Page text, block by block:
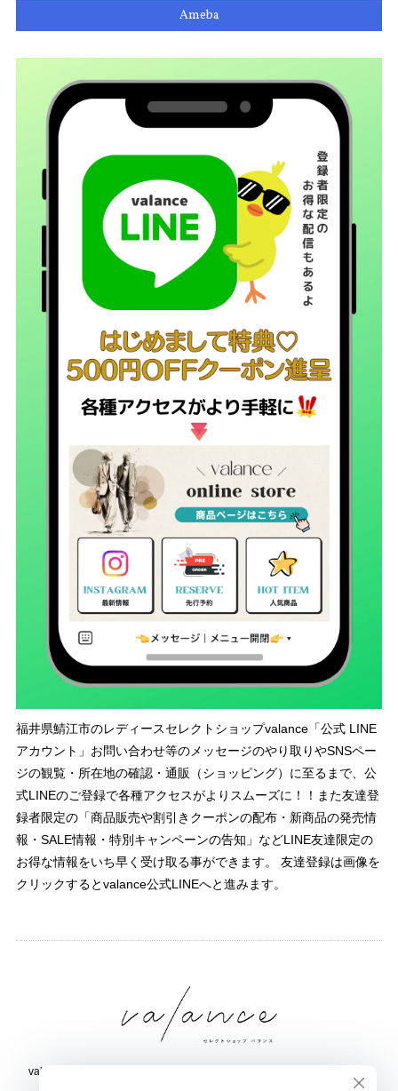
Ameba
福井県鯖江市のレディースセレクトショップvalance「公式 LINE
アカウント」お問い合わせ等のメッセージのやり取りやSNSペー
ジの観覧・所在地の確認・通販（ショッピング）に至るまで、公
式LINEのご登録で各種アクセスがよりスムーズに！！また友達登
録者限定の「商品販売や割引きクーポンの配布・新商品の発売情
報・SALE情報・特別キャンペーンの告知」などLINE友達限定の
お得な情報をいち早く受け取る事ができます。 友達登録は画像を
クリックするとvalance公式LINEへと進みます。
valance 福井｜レディース セレクトショップ｜ファッション通販サイト